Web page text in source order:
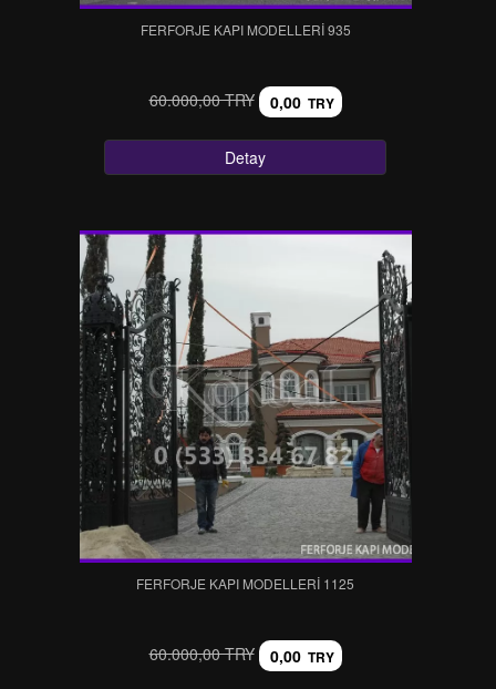
FERFORJE KAPI MODELLERI 935
60.000,00 TRY 0,00 TRY
Detay
FERFORJE KAPI MODELLERI 1125
60.000,00 TRY 0,00 TRY